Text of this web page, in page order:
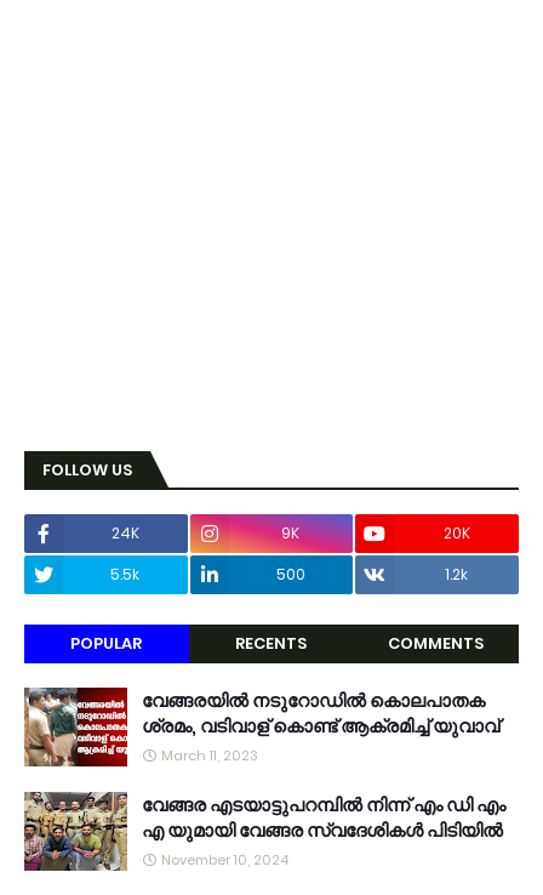
FOLLOW US
24K 9K
20K
5.5k
500 1.2k
POPULAR RECENTS COMMENTS
വേങ്ങരയിൽ നടുറോഡിൽ കൊലപാതക
ശ്രമം, വടിവാള് കൊണ്ട് ആക്രമിച്ച് യുവാവ്
March 11, 2023
വേങ്ങര എടയാട്ടുപറമ്പിൽ നിന്ന് എം ഡി എം
എ യുമായി വേങ്ങര സ്വദേശികൾ പിടിയിൽ
November 10, 2024